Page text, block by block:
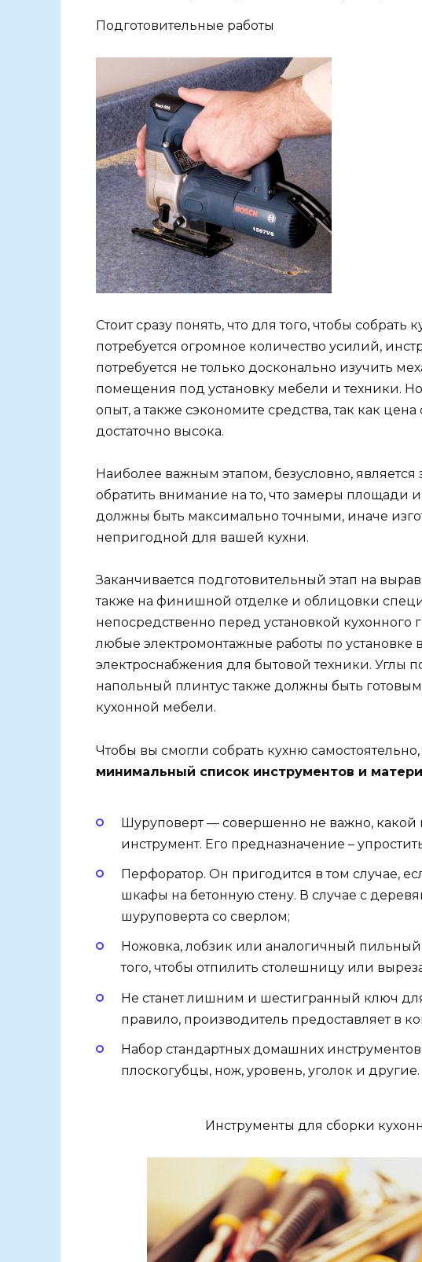
Подготовительные работы
Стоит сразу понять, что для того, чтобы
потребуется огромное количество усилий,
потребуется не только досконально изучить
помещения под установку мебели и техники.
опыт, а также сэкономите средства, так как
достаточно высока.
Наиболее важным этапом, безусловно,
обратить внимание на то, что замеры
должны быть максимально точными, иначе
непригодной для вашей кухни.
Заканчивается подготовительный этап на
также на финишной отделке и облицовки
непосредственно перед установкой кухонного
любые электромонтажные работы по установке
электроснабжения для бытовой техники. Углы
напольный плинтус также должны быть
кухонной мебели.
Чтобы вы смогли собрать кухню
минимальный список инструментов и
Шуруповерт — совершенно не важно, какой
инструмент. Его предназначение –
Перфоратор. Он пригодится в том случае,
шкафы на бетонную стену. В случае с
шуруповерта со сверлом;
Ножовка, лобзик или аналогичный пильный
того, чтобы отпилить столешницу или
Не станет лишним и шестигранный ключ
правило, производитель предоставляет в
Набор стандартных домашних инструментов:
плоскогубцы, нож, уровень, уголок и другие.
Инструменты для сборки